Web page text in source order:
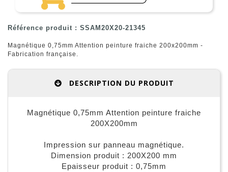
Référence produit : SSAM20X20-21345
Magnétique 0,75mm Attention peinture fraiche 200x200mm -
Fabrication française.
DESCRIPTION DU PRODUIT
Magnétique 0,75mm Attention peinture fraiche
200X200mm
Impression sur panneau magnétique.
Dimension produit : 200X200 mm
Epaisseur produit : 0,75mm